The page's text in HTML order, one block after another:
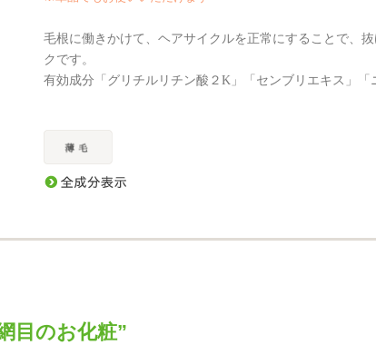
毛根に働きかけて、ヘアサイクルを正常にすることで、
クです。
有効成分「グリチルリチン酸２K」「センブリエキス」「
目のお化粧”